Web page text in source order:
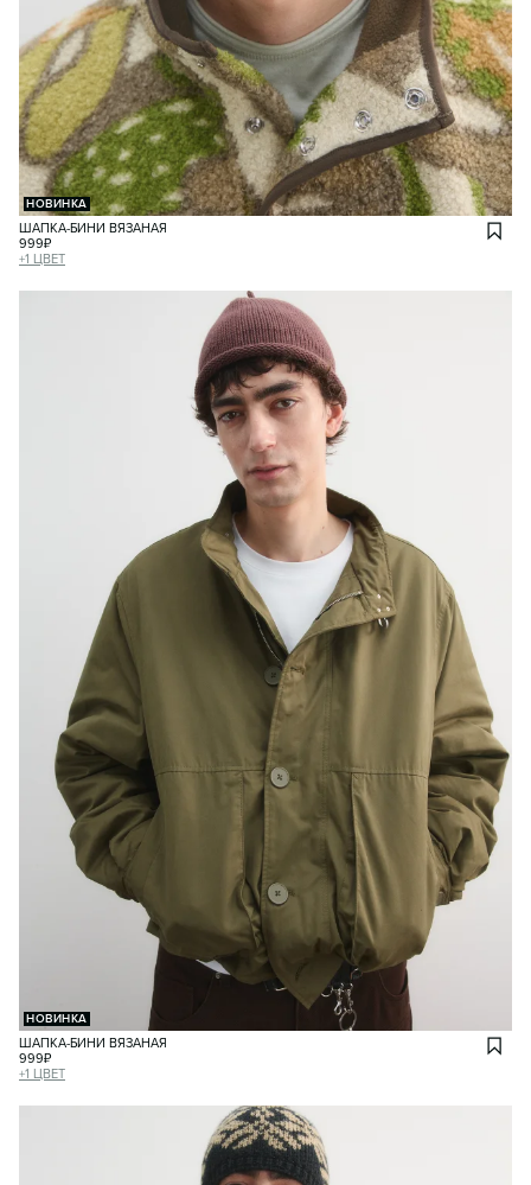
НОВИНКА
ШАПКА-БИНИ ВЯЗАНАЯ
999₽
+1 ЦВЕТ
НОВИНКА
ШАПКА-БИНИ ВЯЗАНАЯ
999₽
+1 ЦВЕТ